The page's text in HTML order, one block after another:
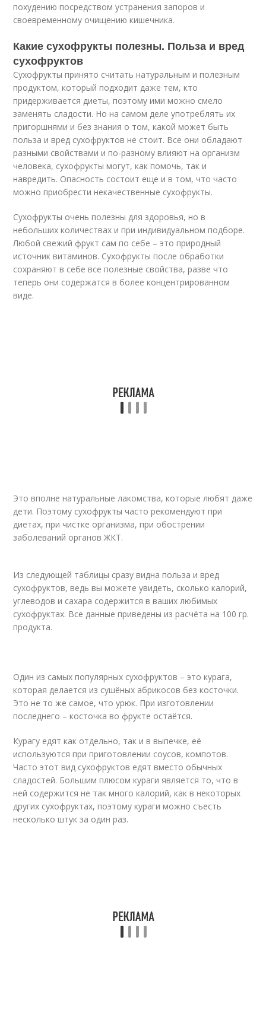
похудению посредством устранения запоров и
своевременному очищению кишечника.
Какие сухофрукты полезны. Польза и вред
сухофруктов
Сухофрукты принято считать натуральным и полезным
продуктом, который подходит даже тем, кто
придерживается диеты, поэтому ими можно смело
заменять сладости. Но на самом деле употреблять их
пригоршнями и без знания о том, какой может быть
польза и вред сухофруктов не стоит. Все они обладают
разными свойствами и по-разному влияют на организм
человека, сухофрукты могут, как помочь, так и
навредить. Опасность состоит еще и в том, что часто
можно приобрести некачественные сухофрукты.
Сухофрукты очень полезны для здоровья, но в
небольших количествах и при индивидуальном подборе.
Любой свежий фрукт сам по себе – это природный
источник витаминов. Сухофрукты после обработки
сохраняют в себе все полезные свойства, разве что
теперь они содержатся в более концентрированном
виде.
Это вполне натуральные лакомства, которые любят даже
дети. Поэтому сухофрукты часто рекомендуют при
диетах, при чистке организма, при обострении
заболеваний органов ЖКТ.
Из следующей таблицы сразу видна польза и вред
сухофруктов, ведь вы можете увидеть, сколько калорий,
углеводов и сахара содержится в ваших любимых
сухофруктах. Все данные приведены из расчёта на 100 гр.
продукта.
Один из самых популярных сухофруктов – это курага,
которая делается из сушёных абрикосов без косточки.
Это не то же самое, что урюк. При изготовлении
последнего – косточка во фрукте остаётся.
Курагу едят как отдельно, так и в выпечке, её
используются при приготовлении соусов, компотов.
Часто этот вид сухофруктов едят вместо обычных
сладостей. Большим плюсом кураги является то, что в
ней содержится не так много калорий, как в некоторых
других сухофруктах, поэтому кураги можно съесть
несколько штук за один раз.